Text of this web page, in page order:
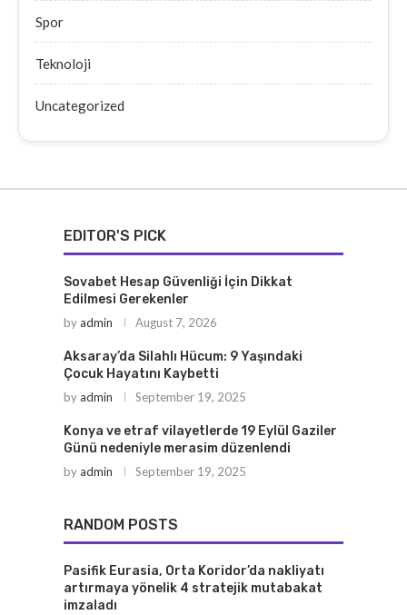
Spor
Teknoloji
Uncategorized
EDITOR'S PICK
Sovabet Hesap Güvenliği İçin Dikkat
Edilmesi Gerekenler
byadmin August 7, 2026
Aksaray’da Silahlı Hücum: 9 Yaşındaki
Çocuk Hayatını Kaybetti
byadmin September 19, 2025
Konya ve etraf vilayetlerde 19 Eylül Gaziler
Günü nedeniyle merasim düzenlendi
byadmin September 19, 2025
RANDOM POSTS
Pasifik Eurasia, Orta Koridor’da nakliyatı
artırmaya yönelik 4 stratejik mutabakat
imzaladı